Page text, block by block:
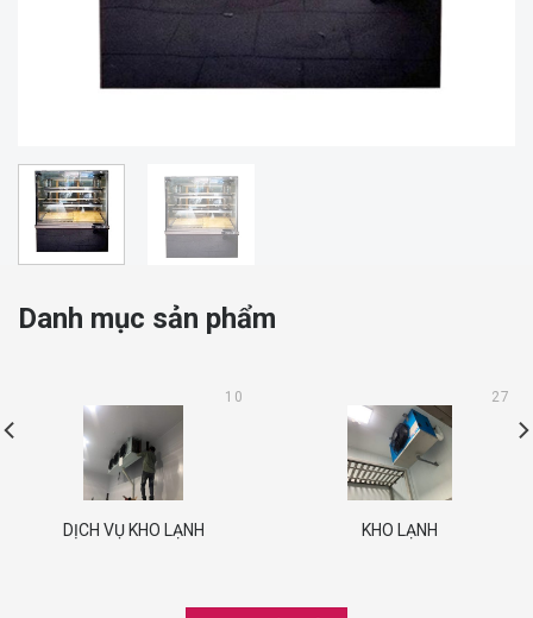
Danh mục sản phẩm
DỊCH VỤ KHO LẠNH
10
KHO LẠNH
27